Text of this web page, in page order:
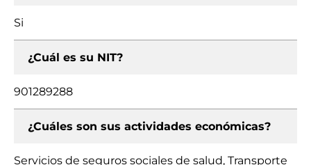
Si
¿Cuál es su NIT?
901289288
¿Cuáles son sus actividades económicas?
Servicios de seguros sociales de salud, Transporte